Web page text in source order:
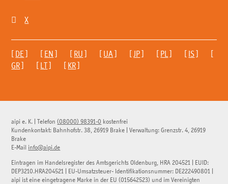
 X
DE EN RU UA ] [JP PL IS
GR
LT KR
aipi e. K. |Telefon(08000) 98391-0 kostenfrei
Kundenkontakt: Bahnhofstr. 38,26919 Brake | Verwaltung:Grenzstr. 4,26919
Brake
E-Mail info@aipi.de
Eintragen im Handelsregister des Amtsgerichts Oldenburg, HRA 204521 | EUID:
DEP3210.HRA204521 | EU-Umsatzsteuer- Identifikationsnummer: DE222490801 |
aipi ist eine eingetragene Marke in der EU (015642523) und im Vereinigten